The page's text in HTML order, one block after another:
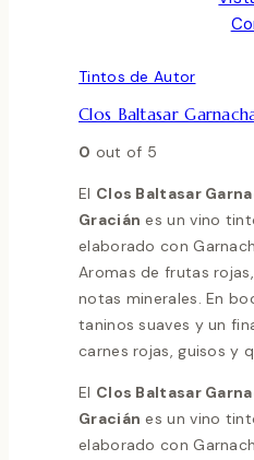
Tintos de Autor
Clos Baltasar
0 out of 5
El Clos Baltasar
Gracián es un vino
elaborado con
Aromas de frutas
notas minerales. En
taninos suaves y un
carnes rojas, guisos y
El Clos Baltasar
Gracián es un vino
elaborado con